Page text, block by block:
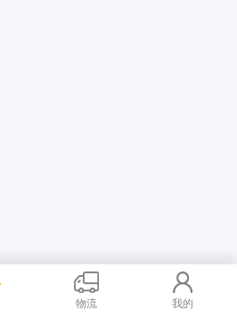
物流 我的